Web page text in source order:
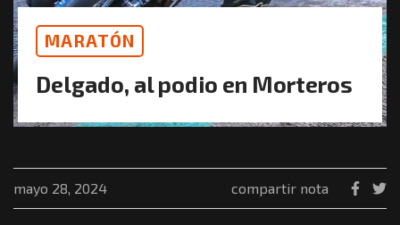
MARATÓN
Delgado, al podio en Morteros
mayo 28, 2024 compartir nota